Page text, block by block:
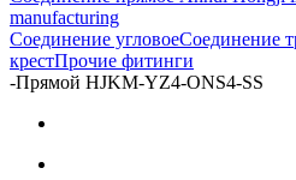
manufacturing
Соединение угловоеСоединение
крестПрочие фитинги
-Прямой HJKM-YZ4-ONS4-SS